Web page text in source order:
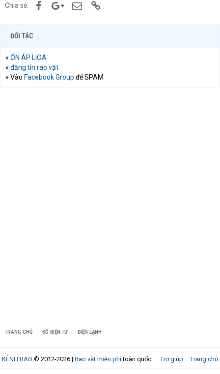
Chia sẻ: FacebookGoogle+Email
ĐỐI TÁC
» ỔN ÁP LIOA
» đăng tin rao vặt
» Vào Facebook Group để SPAM
TRANG CHỦ ĐỒ ĐIỆN TỬ ĐIỆN LẠNH
Trợ giúp Trang chủ
KÊNH RAO © 2012-2026 | Rao vặt miễn phítoàn quốc